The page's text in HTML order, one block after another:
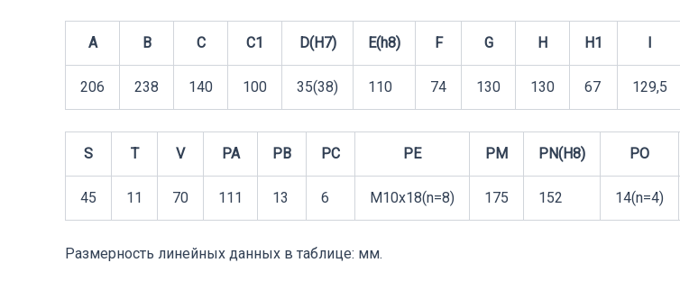
A B C C1 D(H7) E(h8) F G H H1 I
206 238 140 100 35(38) 110 74 130 130 67 129,5
S T V PA PB PC PE PM PN(H8) PO
45 11 70 111 13 6 M10x18(n=8) 175 152 14(n=4)
Размерность линейных данных в таблице: мм.